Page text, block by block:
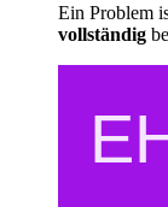
Ein Problem
vollständig